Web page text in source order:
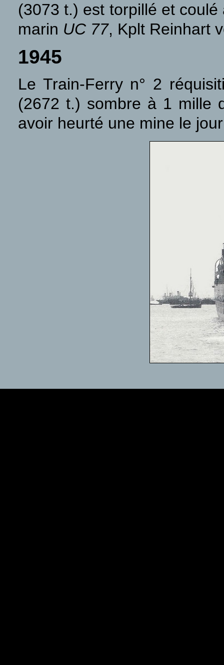
(3073 t.) est torpillé et
marin UC 77, Kplt Reinhart
1945
Le Train-Ferry n° 2
(2672 t.) sombre à 1 mille
avoir heurté une mine le